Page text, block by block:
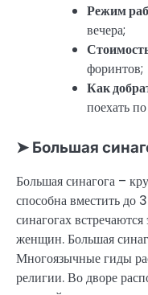
Режим
вечера;
форинтов;
Как
поехать
➤ Большая
Большая синагога –
способна вместить до
синагогах
женщин. Большая
Многоязычные гиды
религии. Во дворе